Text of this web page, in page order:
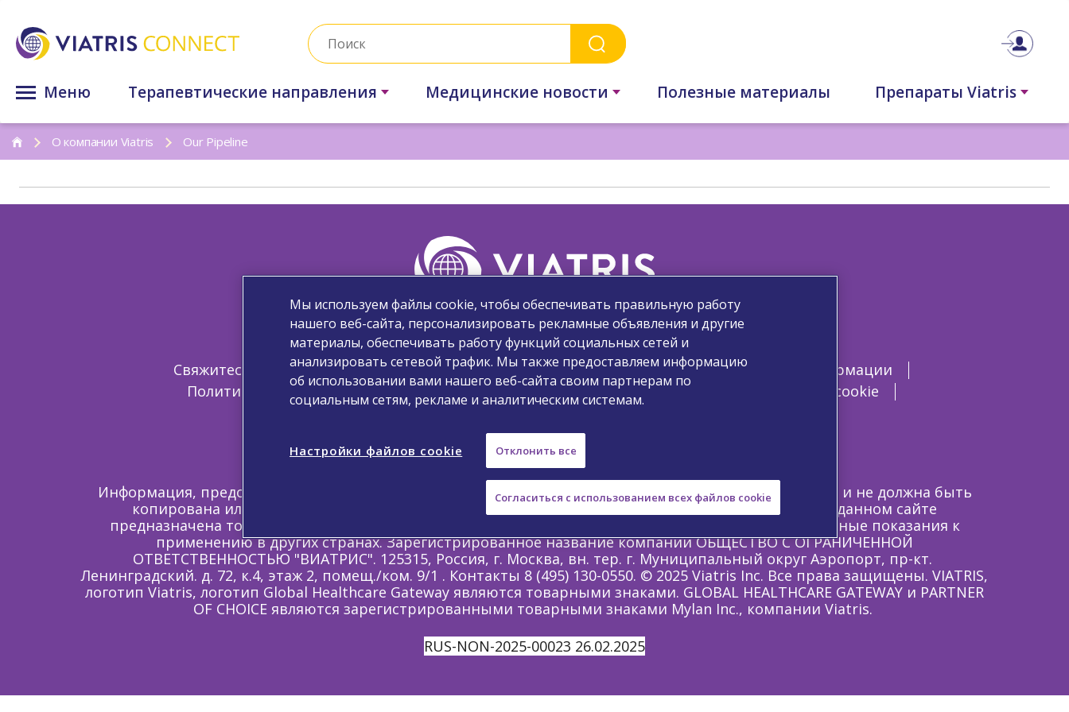
Меню Терапевтические направления Медицинские новости Полезные материалы Препараты Viatris
О компании Viatris Our Pipeline
Узнайте больше о нас
Свяжитесь с нами
Сообщите о нежелательном явлении
Запрос медицинской информации
Политика обработки персональных данных
Уведомление компании Viatris о файлах cookie
Copyright ©2025 Viatris. Все права защищены.
Информация, предоставленная выше, предназначена только для специалистов здравоохранения РФ и не должна быть
копирована или передана кому-либо, кроме исходного адресата. Информация по продуктам на данном сайте
предназначена только для граждан Российской Федерации. Упоминаемые продукты могут иметь иные показания к
применению в других странах. Зарегистрированное название компании ОБЩЕСТВО С ОГРАНИЧЕННОЙ
ОТВЕТСТВЕННОСТЬЮ "ВИАТРИС". 125315, Россия, г. Москва, вн. тер. г. Муниципальный округ Аэропорт, пр-кт.
Ленинградский. д. 72, к.4, этаж 2, помещ./ком. 9/1 . Контакты 8 (495) 130-0550. © 2025 Viatris Inc. Все права защищены. VIATRIS,
логотип Viatris, логотип Global Healthcare Gateway являются товарными знаками. GLOBAL HEALTHCARE GATEWAY и PARTNER
OF CHOICE являются зарегистрированными товарными знаками Mylan Inc., компании Viatris.
RUS-NON-2025-00023 26.02.2025
Мы используем файлы cookie, чтобы обеспечивать правильную работу
нашего веб-сайта, персонализировать рекламные объявления и другие
материалы, обеспечивать работу функций социальных сетей и
анализировать сетевой трафик. Мы также предоставляем информацию
об использовании вами нашего веб-сайта своим партнерам по
социальным сетям, рекламе и аналитическим системам.
Настройки файлов cookie Отклонить все
Согласиться с использованием всех файлов cookie